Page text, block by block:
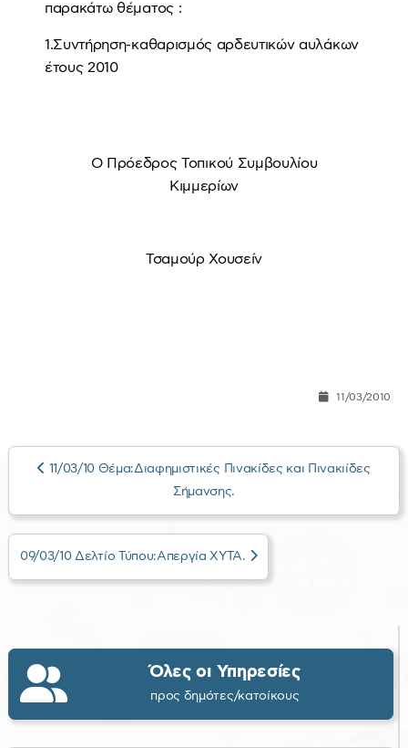
παρακάτω θέματος :
1.Συντήρηση-καθαρισμός αρδευτικών αυλάκων
έτους 2010
Ο Πρόεδρος Τοπικού Συμβουλίου
Κιμμερίων
Τσαμούρ Χουσείν
11/03/2010
11/03/10 Θέμα:Διαφημιστικές Πινακίδες και Πινακιίδες
Σήμανσης.
09/03/10 Δελτίο Τύπου:Απεργία ΧΥΤΑ.
Όλες οι Υπηρεσίες
προς δημότες/κατοίκους